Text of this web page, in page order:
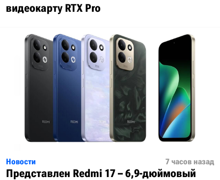
видеокарту RTX Pro
Новости 7 часов назад
Представлен Redmi 17 – 6,9-дюймовый